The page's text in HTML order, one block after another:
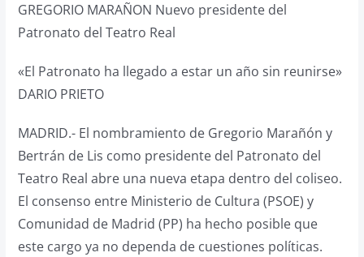
GREGORIO MARAÑON Nuevo presidente del
Patronato del Teatro Real
«El Patronato ha llegado a estar un año sin reunirse»
DARIO PRIETO
MADRID.- El nombramiento de Gregorio Marañón y
Bertrán de Lis como presidente del Patronato del
Teatro Real abre una nueva etapa dentro del coliseo.
El consenso entre Ministerio de Cultura (PSOE) y
Comunidad de Madrid (PP) ha hecho posible que
este cargo ya no dependa de cuestiones políticas.